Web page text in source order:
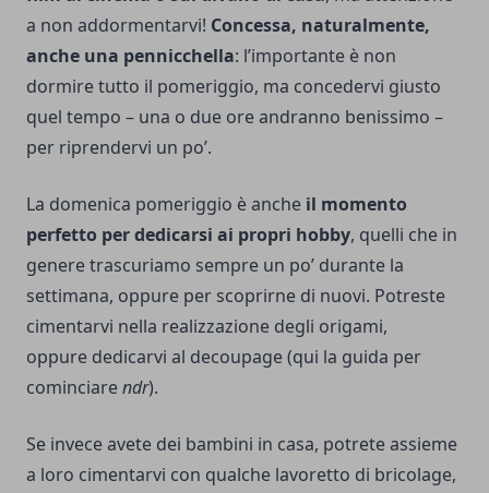
a non addormentarvi! Concessa, naturalmente,
anche una pennicchella: l’importante è non
dormire tutto il pomeriggio, ma concedervi giusto
quel tempo – una o due ore andranno benissimo –
per riprendervi un po’.
La domenica pomeriggio è anche il momento
perfetto per dedicarsi ai propri hobby, quelli che in
genere trascuriamo sempre un po’ durante la
settimana, oppure per scoprirne di nuovi. Potreste
cimentarvi nella realizzazione degli origami,
oppure dedicarvi al decoupage (qui la guida per
cominciarendr).
Se invece avete dei bambini in casa, potrete assieme
a loro cimentarvi con qualche lavoretto di bricolage,